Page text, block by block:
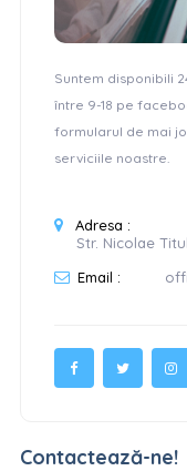
Suntem disponibili
între 9-18 pe
formularul de mai
serviciile noastre.
Adresa :
Str. Nicolae
Email :
Contactează-ne!